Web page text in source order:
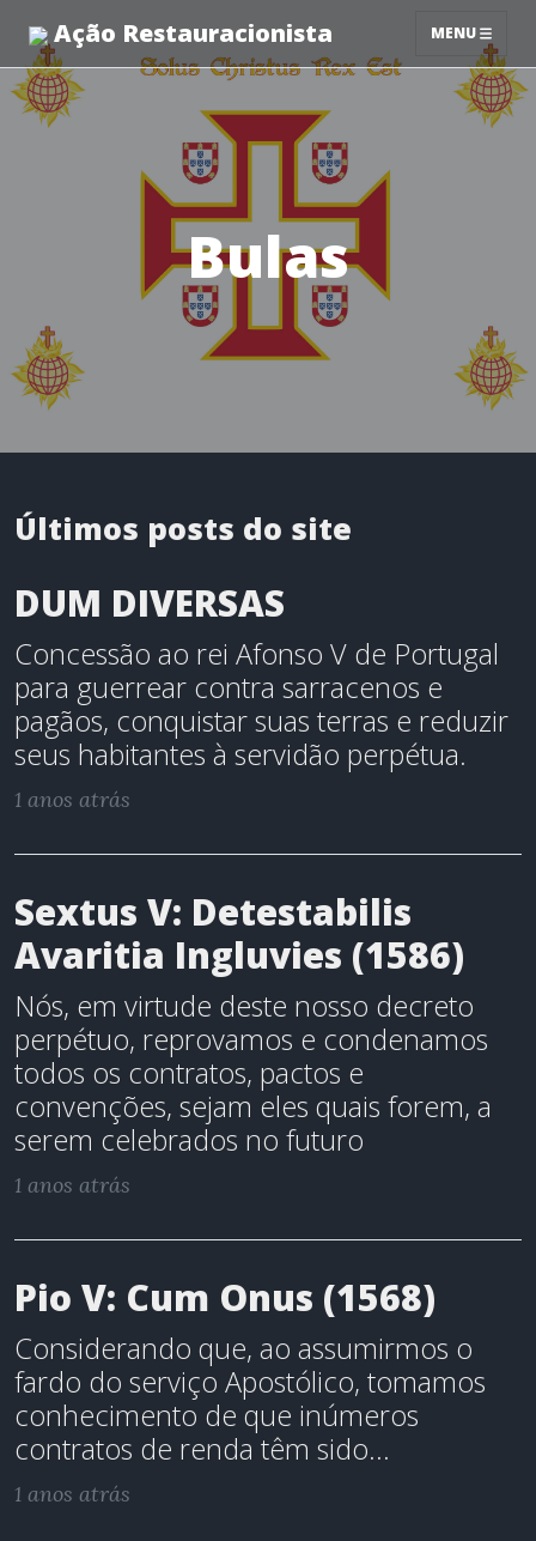
Ação Restauracionista MENU
Bulas
Últimos posts do site
DUM DIVERSAS
Concessão ao rei Afonso V de Portugal
para guerrear contra sarracenos e
pagãos, conquistar suas terras e reduzir
seus habitantes à servidão perpétua.
1 anos atrás
Sextus V: Detestabilis
Avaritia Ingluvies (1586)
Nós, em virtude deste nosso decreto
perpétuo, reprovamos e condenamos
todos os contratos, pactos e
convenções, sejam eles quais forem, a
serem celebrados no futuro
1 anos atrás
Pio V: Cum Onus (1568)
Considerando que, ao assumirmos o
fardo do serviço Apostólico, tomamos
conhecimento de que inúmeros
contratos de renda têm sido...
1 anos atrás